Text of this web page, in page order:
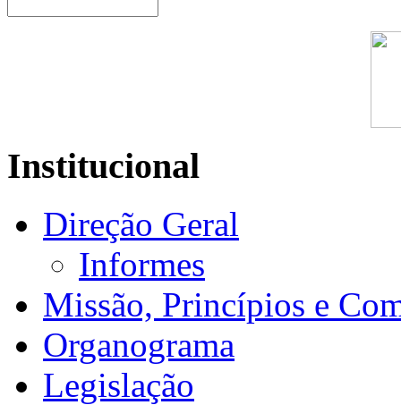
Institucional
Direção Geral
Informes
Missão, Princípios e
Organograma
Legislação